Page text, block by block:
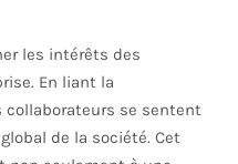
les intérêts des
En liant la
se sentent
de la société. Cet